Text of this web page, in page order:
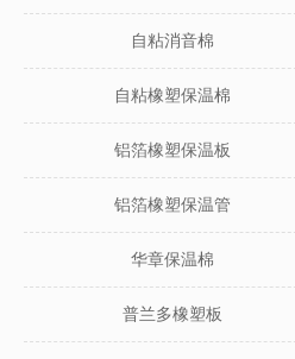
自粘消音棉
自粘橡塑保温棉
铝箔橡塑保温板
铝箔橡塑保温管
华章保温棉
普兰多橡塑板